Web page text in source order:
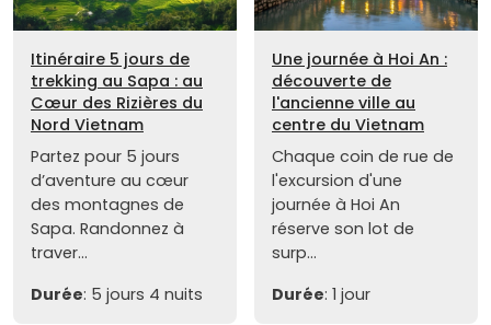
Itinéraire 5 jours de
trekking au Sapa : au
Cœur des Rizières du
Nord Vietnam
Partez pour 5 jours
d’aventure au cœur
des montagnes de
Sapa. Randonnez à
traver...
Durée: 5 jours 4 nuits
Une journée à Hoi An :
découverte de
l'ancienne ville au
centre du Vietnam
Chaque coin de rue de
l'excursion d'une
journée à Hoi An
réserve son lot de
surp...
Durée: 1 jour